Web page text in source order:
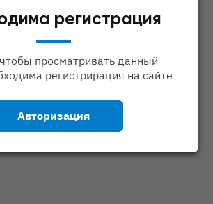
регистрация
просматривать данный
регистрирация на сайте
Авторизация